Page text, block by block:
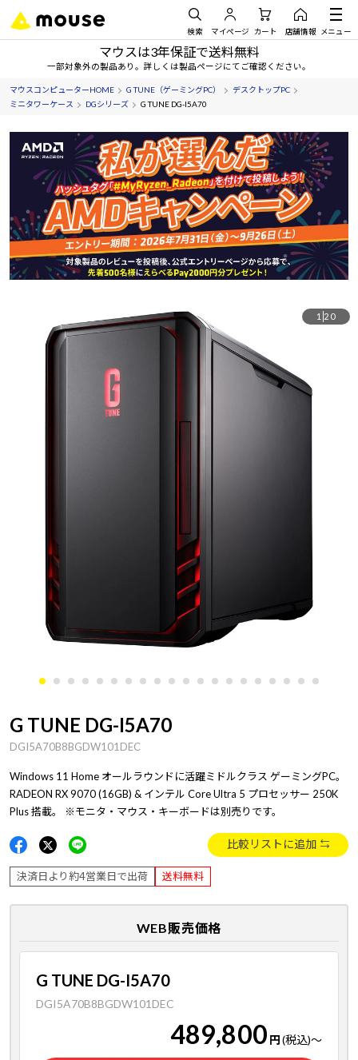
検索 マイページ カート 店舗情報 メニュー
マウスは3年保証で送料無料
一部対象外の製品あり。詳しくは製品ページにてご確認ください。
マウスコンピューターHOME G TUNE（ゲーミングPC）
デスクトップPC
ミニタワーケース
DGシリーズ G TUNE DG-I5A70
1 20
G TUNE DG-I5A70
DGI5A70B8BGDW101DEC
Windows 11 Home オールラウンドに活躍ミドルクラス ゲーミングPC。
RADEON RX 9070 (16GB) & インテル Core Ultra 5 プロセッサー 250K
Plus 搭載。 ※モニタ・マウス・キーボードは別売りです。
比較リストに追加
決済日より約4営業日で出荷 送料無料
WEB販売価格
G TUNE DG-I5A70
DGI5A70B8BGDW101DEC
489,800 円(税込)～